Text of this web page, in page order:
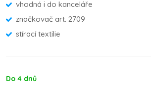
vhodná i do kanceláře
značkovač art. 2709
stírací textilie
Do 4 dnů